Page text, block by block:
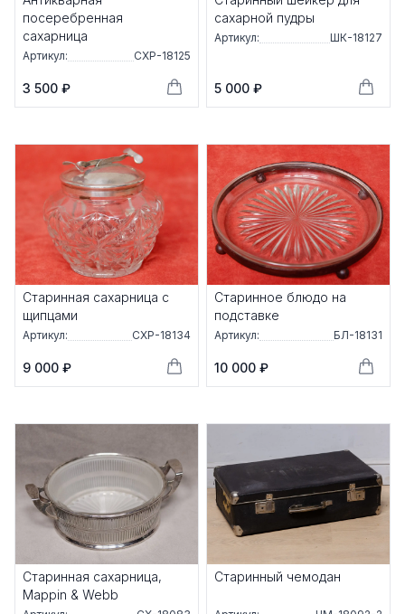
посеребренная
сахарница
Артикул: СХР-18125
3 500 ₽
сахарной пудры
Артикул: ШК-18127
5 000 ₽
Старинная сахарница с
щипцами
Артикул: СХР-18134
9 000 ₽
Старинное блюдо на
подставке
Артикул: БЛ-18131
10 000 ₽
Старинная сахарница,
Mappin & Webb
Старинный чемодан